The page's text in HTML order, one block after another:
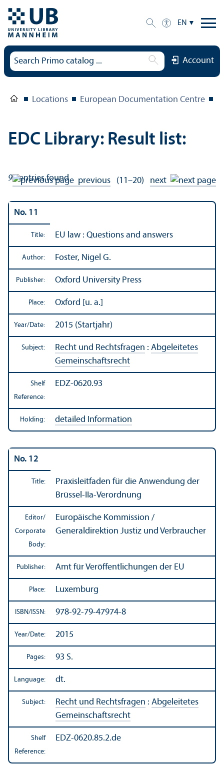
EN
Account
Locations European Documentation Centre
EDC Library: Result list:
96entries found previous (11–20) next
No. 11
Title: EU law : Questions and answers
Author: Foster, Nigel G.
Publisher: Oxford University Press
Place: Oxford [u. a.]
Year/Date: 2015 (Startjahr)
Subject: Recht und Rechtsfragen : Abgeleitetes
Gemeinschaftsrecht
Shelf
Reference:
EDZ-0620.93
Holding: detailed Information
No. 12
Title:
Praxisleitfaden für die Anwendung der
Brüssel-IIa-Verordnung
Editor/
Corporate
Body:
Europäische Kommission /
Generaldirektion Justiz und Verbraucher
Publisher: Amt für Veröffentlichungen der EU
Place: Luxemburg
ISBN/ISSN: 978-92-79-47974-8
Year/Date: 2015
Pages: 93 S.
Language: dt.
Subject: Recht und Rechtsfragen : Abgeleitetes
Gemeinschaftsrecht
Shelf
Reference:
EDZ-0620.85.2.de